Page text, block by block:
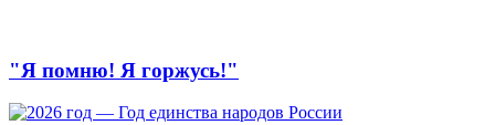
"Я помню! Я горжусь!"